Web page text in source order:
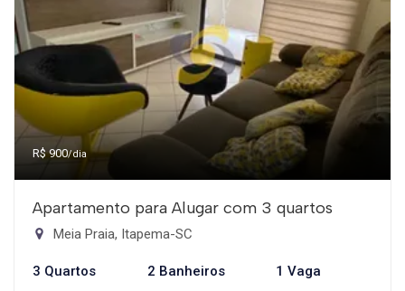
R$ 900/dia
Apartamento para Alugar com 3 quartos
Meia Praia, Itapema-SC
3 Quartos 2 Banheiros 1 Vaga